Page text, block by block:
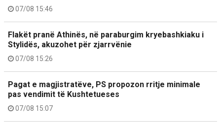
07/08 15:46
Flakët pranë Athinës, në paraburgim kryebashkiaku i
Stylidës, akuzohet për zjarrvënie
07/08 15:26
Pagat e magjistratëve, PS propozon rritje minimale
pas vendimit të Kushtetueses
07/08 15:07